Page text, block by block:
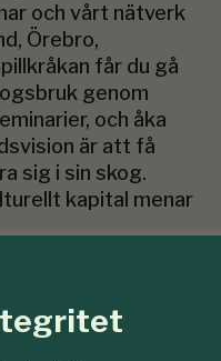
och vårt nätverk
Örebro,
får du gå
genom
och åka
är att få
sig i sin skog.
kapital menar